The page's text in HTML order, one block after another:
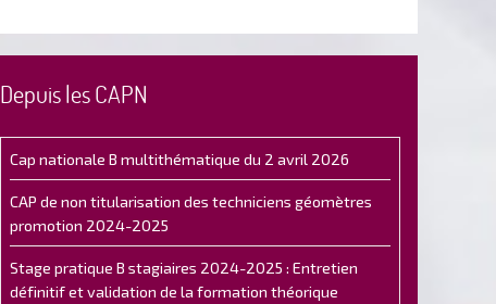
Depuis les CAPN
Cap nationale B multithématique du 2 avril 2026
CAP de non titularisation des techniciens géomètres
promotion 2024-2025
Stage pratique B stagiaires 2024-2025 : Entretien
définitif et validation de la formation théorique